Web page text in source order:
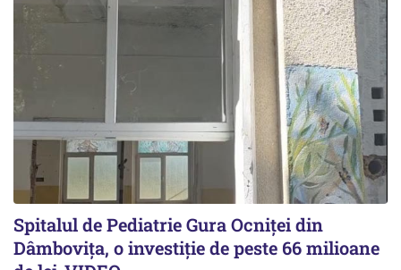
Spitalul de Pediatrie Gura Ocniței din
Dâmbovița, o investiție de peste 66 milioane